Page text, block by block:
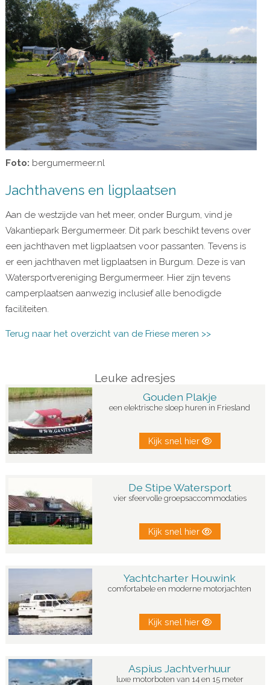
Foto: bergumermeer.nl
Jachthavens en ligplaatsen
Aan de westzijde van het meer, onder Burgum, vind je
Vakantiepark Bergumermeer. Dit park beschikt tevens over
een jachthaven met ligplaatsen voor passanten. Tevens is
er een jachthaven met ligplaatsen in Burgum. Deze is van
Watersportvereniging Bergumermeer. Hier zijn tevens
camperplaatsen aanwezig inclusief alle benodigde
faciliteiten.
Terug naar het overzicht van de Friese meren >>
Leuke adresjes
Gouden Plakje
een elektrische sloep huren in Friesland
Kijk snel hier
De Stipe Watersport
vier sfeervolle groepsaccommodaties
Kijk snel hier
Yachtcharter Houwink
comfortabele en moderne motorjachten
Kijk snel hier
Aspius Jachtverhuur
luxe motorboten van 14 en 15 meter